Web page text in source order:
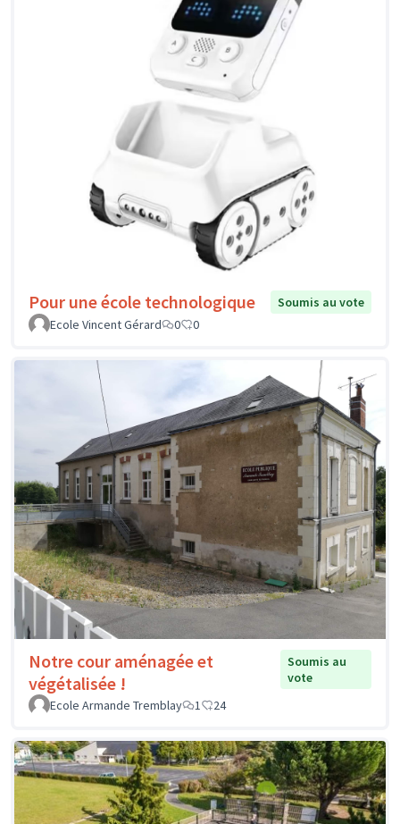
Pour une école technologique
Soumis au vote
Ecole Vincent Gérard
0 0
Notre cour aménagée et
végétalisée !
Soumis au
vote
Ecole Armande Tremblay
1 24